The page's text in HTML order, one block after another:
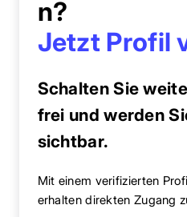
n?
Jetzt Profil
Schalten Sie
frei und werden
sichtbar.
Mit einem verifizierten
erhalten direkten Zugang